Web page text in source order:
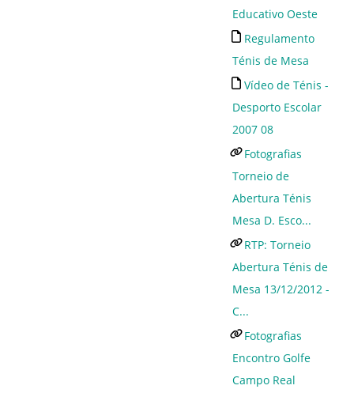
Educativo Oeste
Regulamento
Ténis de Mesa
Vídeo de Ténis -
Desporto Escolar
2007 08
Fotografias
Torneio de
Abertura Ténis
Mesa D. Esco...
RTP: Torneio
Abertura Ténis de
Mesa 13/12/2012 -
C...
Fotografias
Encontro Golfe
Campo Real